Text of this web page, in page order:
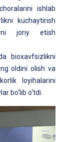
ishlab
kuchaytirish
joriy etish
bioxavfsizlikni
oldini olish va
loyihalarini
bo‘lib o‘tdi.